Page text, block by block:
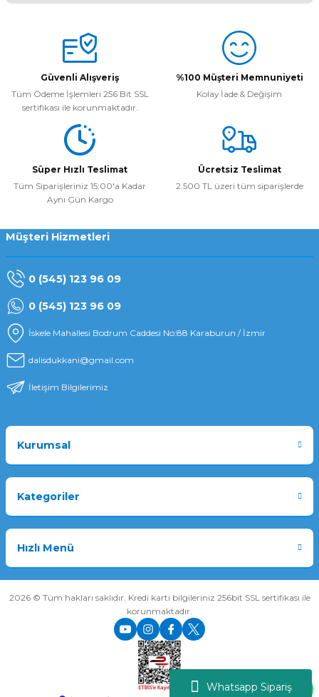
Whatsapp Sipariş
Güvenli Alışveriş
Tüm Ödeme İşlemleri 256 Bit SSL
sertifikası ile korunmaktadır.
%100 Müşteri Memnuniyeti
Kolay İade & Değişim
Süper Hızlı Teslimat
Tüm Siparişleriniz 15:00'a Kadar
Aynı Gün Kargo
Ücretsiz Teslimat
2.500 TL üzeri tüm siparişlerde
Müşteri Hizmetleri
0 (545) 123 96 09
0 (545) 123 96 09
İskele Mahallesi Bodrum Caddesi No:88 Karaburun / İzmir
dalisdukkani@gmail.com
İletişim Bilgilerimiz
Kurumsal
Kategoriler
Hızlı Menü
2026 © Tüm hakları saklıdır. Kredi kartı bilgileriniz 256bit SSL sertifikası ile
korunmaktadır.